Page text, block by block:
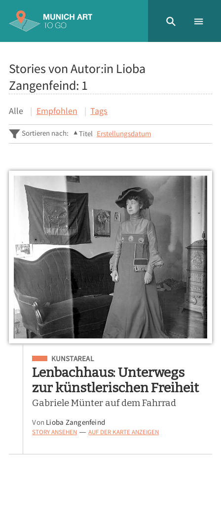
Stories von Autor:in Lioba
Zangenfeind: 1
Alle Empfohlen Tags
Sortieren nach: Titel Erstellungsdatum
Eingeordnet unter
KUNSTAREAL
Lenbachhaus: Unterwegs
zur künstlerischen Freiheit
Gabriele Münter auf dem Fahrrad
Von Lioba Zangenfeind
STORY ANSEHEN — AUF DER KARTE ANZEIGEN